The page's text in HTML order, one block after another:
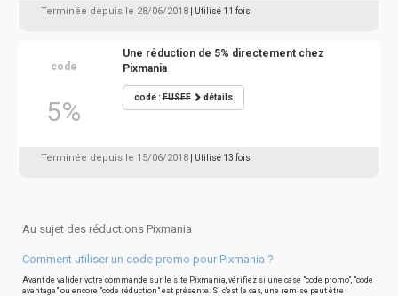
Terminée depuis le 28/06/2018 | Utilisé 11 fois
code
5%
Une réduction de 5% directement chez
Pixmania
code :FUSEE détails
Terminée depuis le 15/06/2018 | Utilisé 13 fois
Au sujet des réductions Pixmania
Comment utiliser un code promo pour Pixmania ?
Avant de valider votre commande sur le site Pixmania, vérifiez si une case "code promo", "code
avantage" ou encore "code réduction" est présente. Si c'est le cas, une remise peut être